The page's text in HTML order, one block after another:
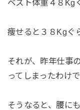
ベスト体重４８Kg
痩せると３８Kgぐ
それが、昨年仕事
ってしまったわけ
そうなると、腰に